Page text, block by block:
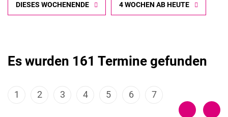
DIESES WOCHENENDE 4 WOCHEN AB HEUTE
Es wurden 161 Termine gefunden
1 2 3 4 5 6 7